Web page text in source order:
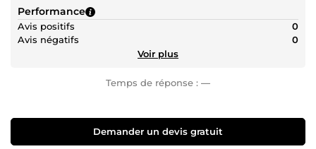
Performance
Avis positifs
0
Avis négatifs
0
Voir plus
Temps de réponse : —
Demander un devis gratuit